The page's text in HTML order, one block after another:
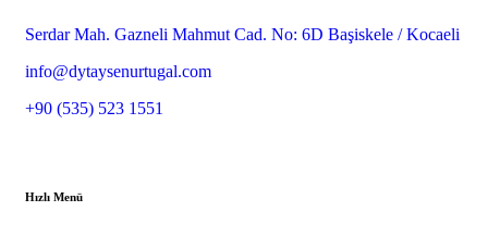
Serdar Mah. Gazneli Mahmut Cad. No: 6D Başiskele / Kocaeli
info@dytaysenurtugal.com
+90 (535) 523 1551
Hızlı Menü